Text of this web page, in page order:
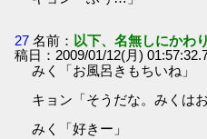
27 名前： 以下、名無しにかわ
稿日：2009/01/12(月)
みく「お風呂きもちいね」
キョン「そうだな。みくは
みく「好きー」